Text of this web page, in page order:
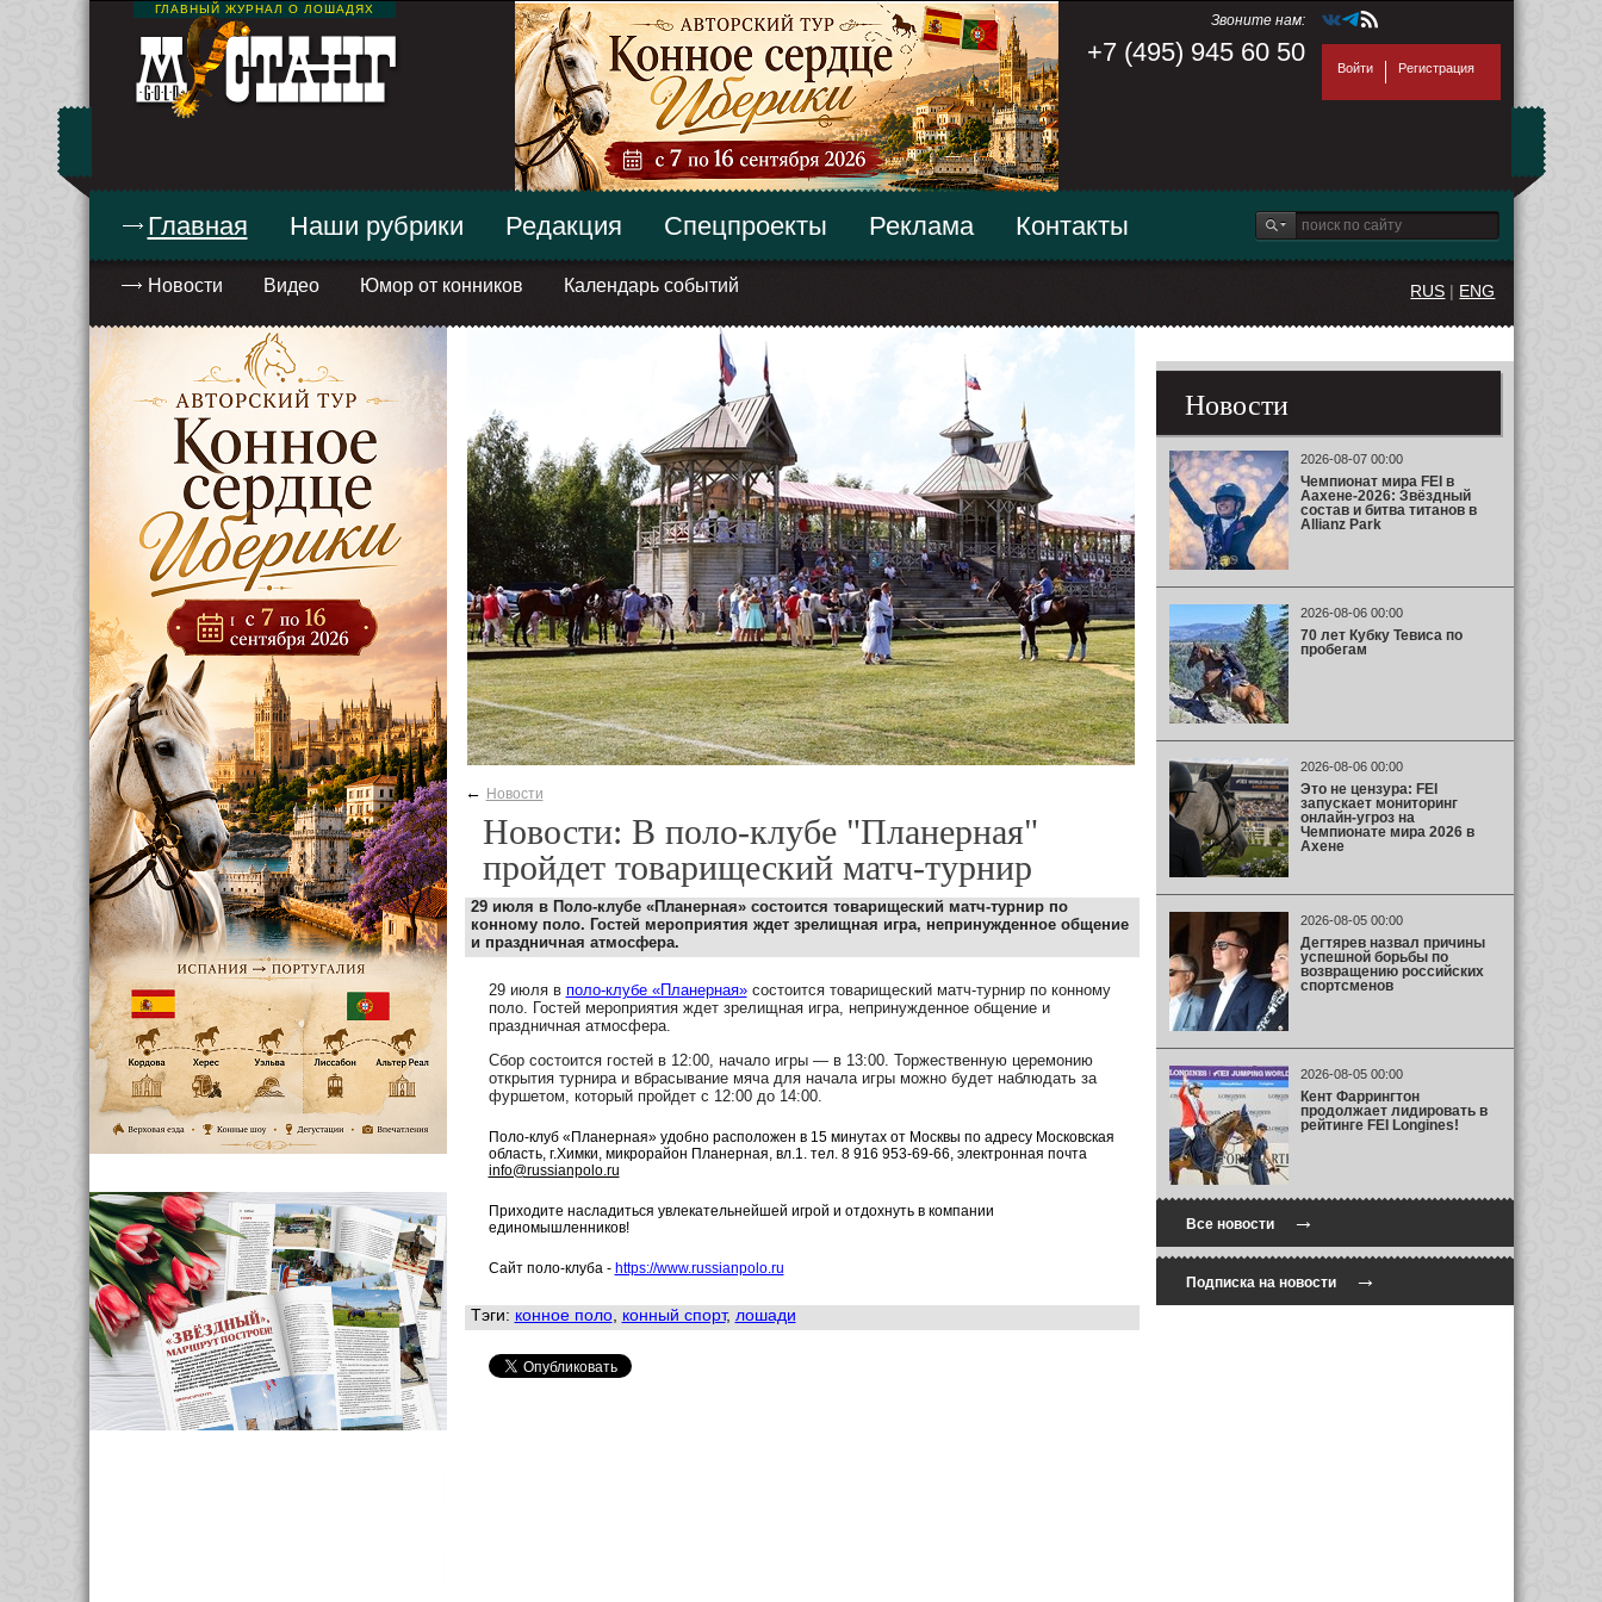
ГЛАВНЫЙ ЖУРНАЛ О ЛОШАДЯХ
Звоните нам:
+7 (495) 945 60 50
Войти Регистрация
Главная
Новости Видео Юмор от конников Календарь событий
Наши рубрики Редакция Спецпроекты Реклама Контакты
RUS | ENG
← Новости
Новости: В поло-клубе "Планерная"
пройдет товарищеский матч-турнир
29 июля в Поло-клубе «Планерная» состоится товарищеский матч-турнир по
конному поло. Гостей мероприятия ждет зрелищная игра, непринужденное общение
и праздничная атмосфера.
29 июля в поло-клубе «Планерная»состоится товарищеский матч-турнир по конному
поло. Гостей мероприятия ждет зрелищная игра, непринужденное общение и
праздничная атмосфера.
Сбор состоится гостей в 12:00, начало игры — в 13:00. Торжественную церемонию
открытия турнира и вбрасывание мяча для начала игры можно будет наблюдать за
фуршетом, который пройдет с 12:00 до 14:00.
Поло-клуб «Планерная» удобно расположен в 15 минутах от Москвы по адресу Московская
область, г.Химки, микрорайон Планерная, вл.1. тел. 8 916 953-69-66, электронная почта
info@russianpolo.ru
Приходите насладиться увлекательнейшей игрой и отдохнуть в компании
единомышленников!
Сайт поло-клуба - https://www.russianpolo.ru
Тэги: конное поло, конный спорт, лошади
Новости
2026-08-07 00:00
Чемпионат мира FEI в
Аахене-2026: Звёздный
состав и битва титанов в
Allianz Park
2026-08-06 00:00
70 лет Кубку Тевиса по
пробегам
2026-08-06 00:00
Это не цензура: FEI
запускает мониторинг
онлайн-угроз на
Чемпионате мира 2026 в
Ахене
2026-08-05 00:00
Дегтярев назвал причины
успешной борьбы по
возвращению российских
спортсменов
2026-08-05 00:00
Кент Фаррингтон
продолжает лидировать в
рейтинге FEI Longines!
Все новости→
Подписка на новости→